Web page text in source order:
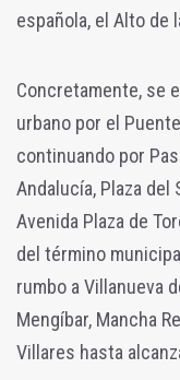
española, el Alto de
Concretamente, se
urbano por el
continuando por
Andalucía, Plaza del
Avenida Plaza de
del término
rumbo a Villanueva
Mengíbar, Mancha
Villares hasta